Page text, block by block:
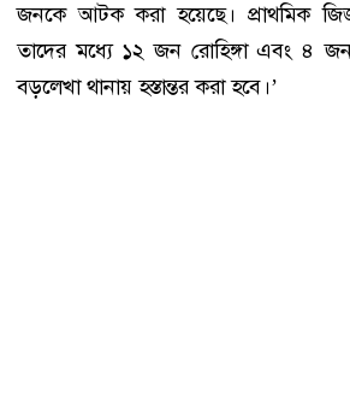
জনকে আটক করা হয়েছে। প্রাথমিক
তাদের মধ্যে ১২ জন রোহিঙ্গা এবং ৪ জন
বড়লেখা থানায় হস্তান্তর করা হবে।’